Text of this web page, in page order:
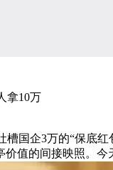
拿10万
企3万的“保底红
值的间接映照。